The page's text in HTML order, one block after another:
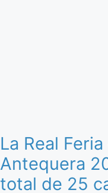
La Real
Antequera
total de 25